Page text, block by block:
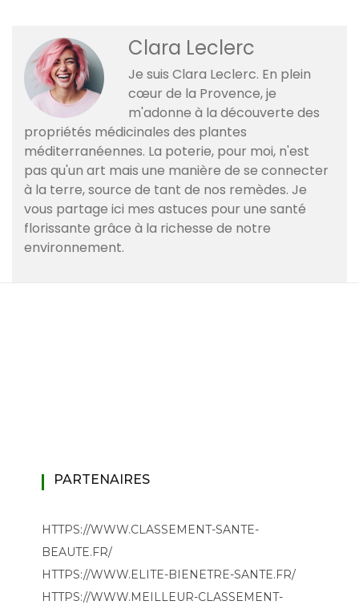
Clara Leclerc
Je suis Clara Leclerc. En plein
cœur de la Provence, je
m'adonne à la découverte des
propriétés médicinales des plantes
méditerranéennes. La poterie, pour moi, n'est
pas qu'un art mais une manière de se connecter
à la terre, source de tant de nos remèdes. Je
vous partage ici mes astuces pour une santé
florissante grâce à la richesse de notre
environnement.
PARTENAIRES
HTTPS://WWW.CLASSEMENT-SANTE-
BEAUTE.FR/
HTTPS://WWW.ELITE-BIENETRE-SANTE.FR/
HTTPS://WWW.MEILLEUR-CLASSEMENT-